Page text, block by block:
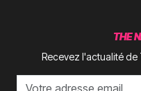
THE
Recevez l'actualité de